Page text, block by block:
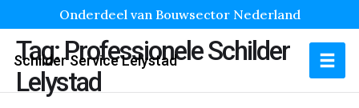
Onderdeel van Bouwsector Nederland
Schilder Service Lelystad
Tag:Professionele Schilder
Lelystad